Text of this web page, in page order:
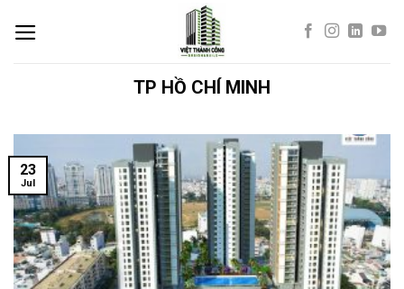
TP HỒ CHÍ MINH
23
Jul